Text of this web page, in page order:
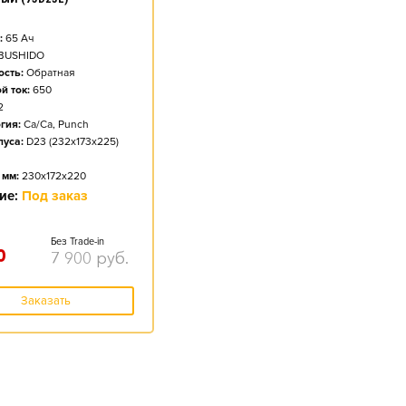
65Ач
Обратная
ток: 650
Ca/Ca, Punch
D23 (232x173x225)
мм: 230x172x220
Под заказ
Без Trade-in
7 900 руб.
Заказать